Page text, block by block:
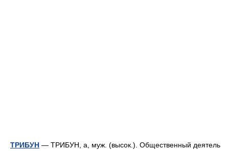
ТРИБУН — ТРИБУН, а, муж. (высок.). Общественный деятель